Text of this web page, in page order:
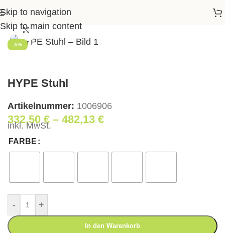
Skip to navigation
Skip to main content
Startseite>Shop>
-5%
Klick zum Vergrößern
HYPE Stuhl
Artikelnummer: 1006906
332,50€ – 482,13 €
inkl. MwSt.
FARBE
- +
In den Warenkorb